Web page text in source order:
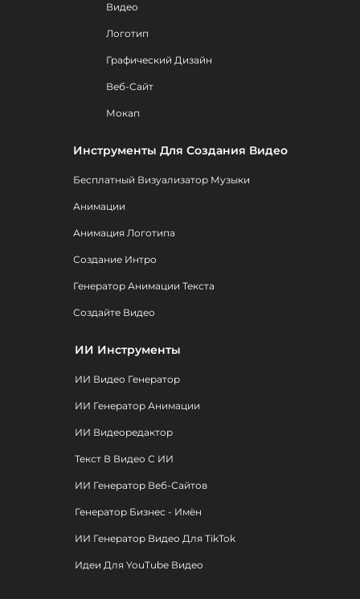
Видео
Логотип
Графический Дизайн
Веб-Сайт
Мокап
Инструменты Для Создания Видео
Бесплатный Визуализатор Музыки
Анимации
Анимация Логотипа
Создание Интро
Генератор Анимации Текста
Создайте Видео
ИИ Инструменты
ИИ Видео Генератор
ИИ Генератор Анимации
ИИ Видеоредактор
Текст В Видео С ИИ
ИИ Генератор Веб-Сайтов
Генератор Бизнес - Имён
ИИ Генератор Видео Для TikTok
Идеи Для YouTube Видео